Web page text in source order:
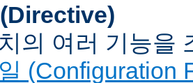
의 여러 기능을
(Configuration